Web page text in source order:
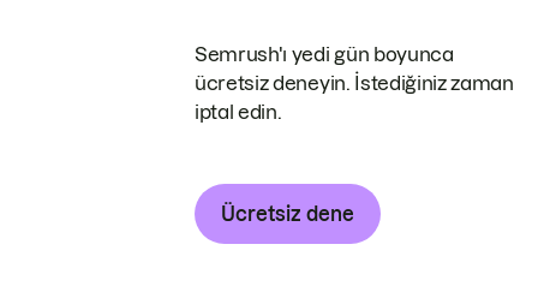
Semrush'ı yedi gün boyunca
ücretsiz deneyin. İstediğiniz zaman
iptal edin.
Ücretsiz dene